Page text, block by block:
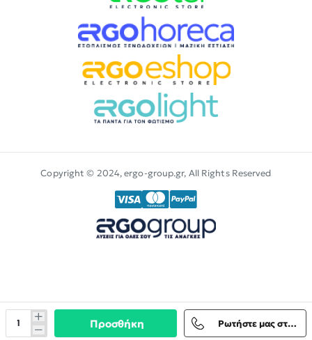
Προσθήκη Ρωτήστε μας στο Viber
Copyright © 2024, ergo-group.gr, All Rights Reserved